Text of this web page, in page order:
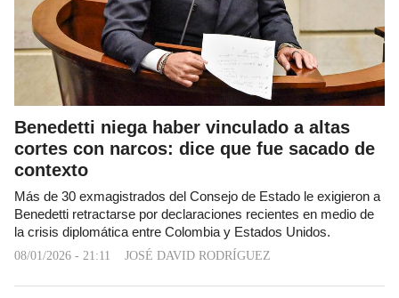
Benedetti niega haber vinculado a altas
cortes con narcos: dice que fue sacado de
contexto
Más de 30 exmagistrados del Consejo de Estado le exigieron a
Benedetti retractarse por declaraciones recientes en medio de
la crisis diplomática entre Colombia y Estados Unidos.
08/01/2026 - 21:11 JOSÉ DAVID RODRÍGUEZ